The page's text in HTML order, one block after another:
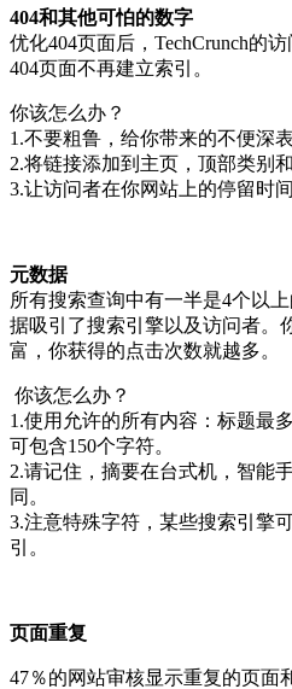
404和其他可怕的数字
优化404页面后，TechCrunch的
404页面不再建立索引。
你该怎么办？
1.不要粗鲁，给你带来的不便深表
2.将链接添加到主页，顶部类别和
3.让访问者在你网站上的停留时
元数据
所有搜索查询中有一半是4个以
据吸引了搜索引擎以及访问者。
富，你获得的点击次数就越多。
你该怎么办？
1.使用允许的所有内容：标题最
可包含150个字符。
2.请记住，摘要在台式机，智能
同。
3.注意特殊字符，某些搜索引擎
引。
页面重复
47％的网站审核显示重复的页面